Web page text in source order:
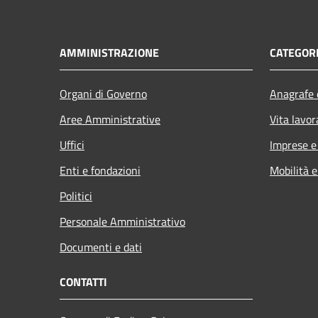
AMMINISTRAZIONE
Organi di Governo
Aree Amministrative
Uffici
Enti e fondazioni
Politici
Personale Amministrativo
Documenti e dati
Vita
Imprese
Mobilità
CONTATTI